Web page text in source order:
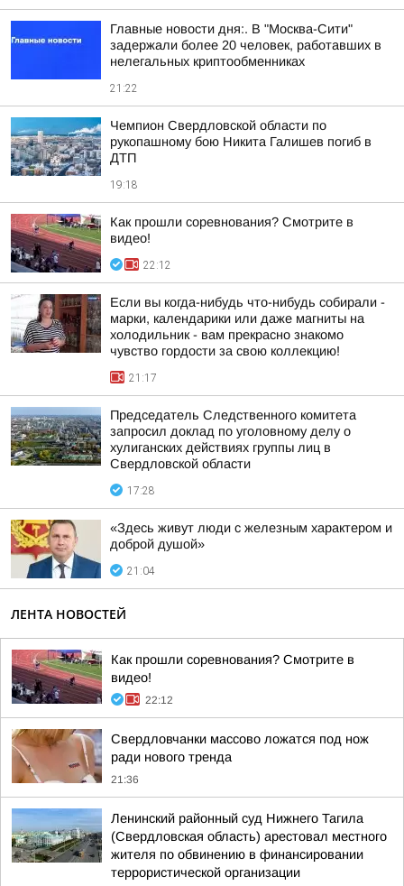
Главные новости дня:. В "Москва-Сити"
задержали более 20 человек, работавших в
нелегальных криптообменниках
21:22
Чемпион Свердловской области по
рукопашному бою Никита Галишев погиб в
ДТП
19:18
Как прошли соревнования? Смотрите в
видео!
22:12
Если вы когда-нибудь что-нибудь собирали -
марки, календарики или даже магниты на
холодильник - вам прекрасно знакомо
чувство гордости за свою коллекцию!
21:17
Председатель Следственного комитета
запросил доклад по уголовному делу о
хулиганских действиях группы лиц в
Свердловской области
17:28
«Здесь живут люди с железным характером и
доброй душой»
21:04
ЛЕНТА НОВОСТЕЙ
Как прошли соревнования? Смотрите в
видео!
22:12
Свердловчанки массово ложатся под нож
ради нового тренда
21:36
Ленинский районный суд Нижнего Тагила
(Свердловская область) арестовал местного
жителя по обвинению в финансировании
террористической организации